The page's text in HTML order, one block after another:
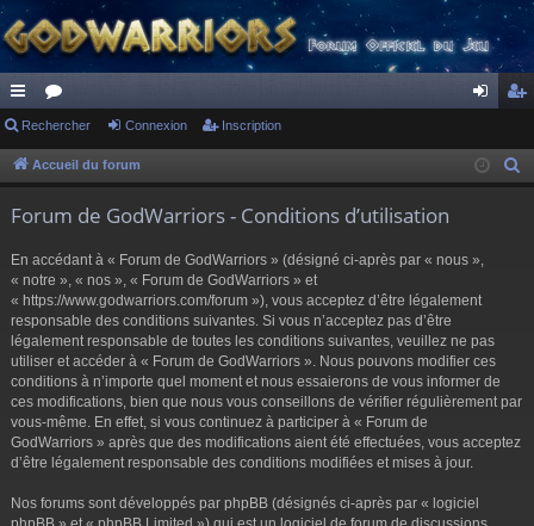
ac
co
s
or
u ne cri
Rechercher Connexion Inscription
Accueil du forum
Forum de GodWarriors - Conditions d’utilisation
En accédant à « Forum de GodWarriors » (désigné ci-après par « nous »,
« notre », « nos », « Forum de GodWarriors » et
« https://www.godwarriors.com/forum »), vous acceptez d’être légalement
responsable des conditions suivantes. Si vous n’acceptez pas d’être
légalement responsable de toutes les conditions suivantes, veuillez ne pas
utiliser et accéder à « Forum de GodWarriors ». Nous pouvons modifier ces
conditions à n’importe quel moment et nous essaierons de vous informer de
ces modifications, bien que nous vous conseillons de vérifier régulièrement par
vous-même. En effet, si vous continuez à participer à « Forum de
GodWarriors » après que des modifications aient été effectuées, vous acceptez
d’être légalement responsable des conditions modifiées et mises à jour.
Nos forums sont développés par phpBB (désignés ci-après par « logiciel